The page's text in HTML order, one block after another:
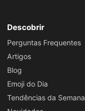
Descobrir
Perguntas Frequentes
Artigos
Blog
Emoji do Dia
Tendências da Semana